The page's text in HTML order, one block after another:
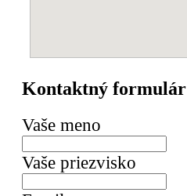
Kontaktný formulár
Vaše meno
Vaše priezvisko